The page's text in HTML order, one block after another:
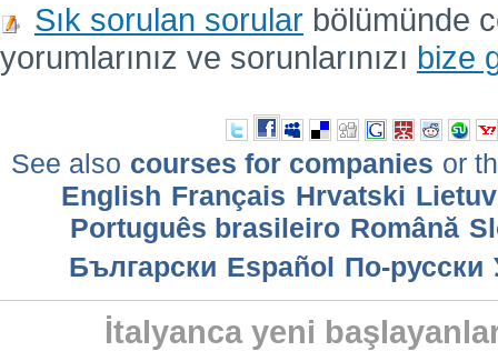
Sık sorulan sorular bölümünde
yorumlarınız ve sorunlarınızı bize
See also courses for companies or
English Français Hrvatski
Português brasileiro Română
Български Еspañol По-русски
İtalyanca yeni